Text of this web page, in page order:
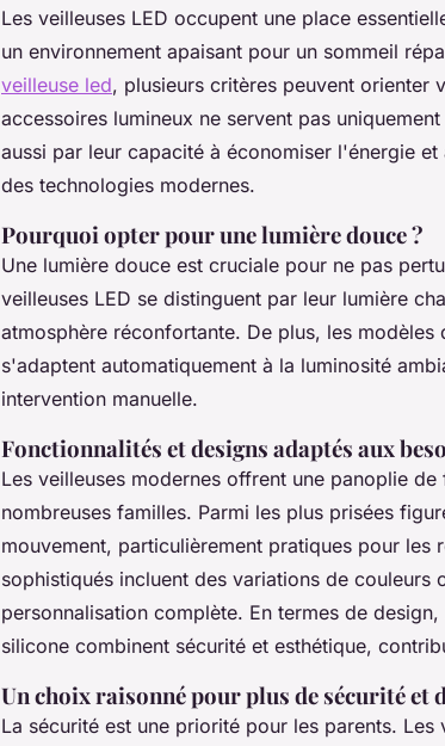
Les veilleuses LED occupent une place
un environnement apaisant pour un sommeil
veilleuse led, plusieurs critères peuvent orienter
accessoires lumineux ne servent pas
aussi par leur capacité à économiser l'énergie
des technologies modernes.
Pourquoi opter pour une lumière douce ?
Une lumière douce est cruciale pour ne pas
veilleuses LED se distinguent par leur lumière
atmosphère réconfortante. De plus, les
s'adaptent automatiquement à la luminosité
intervention manuelle.
Fonctionnalités et designs adaptés aux
Les veilleuses modernes offrent une panoplie
nombreuses familles. Parmi les plus prisées
mouvement, particulièrement pratiques pour les
sophistiqués incluent des variations de couleurs
personnalisation complète. En termes de
silicone combinent sécurité et esthétique,
Un choix raisonné pour plus de sécurité et
La sécurité est une priorité pour les parents.